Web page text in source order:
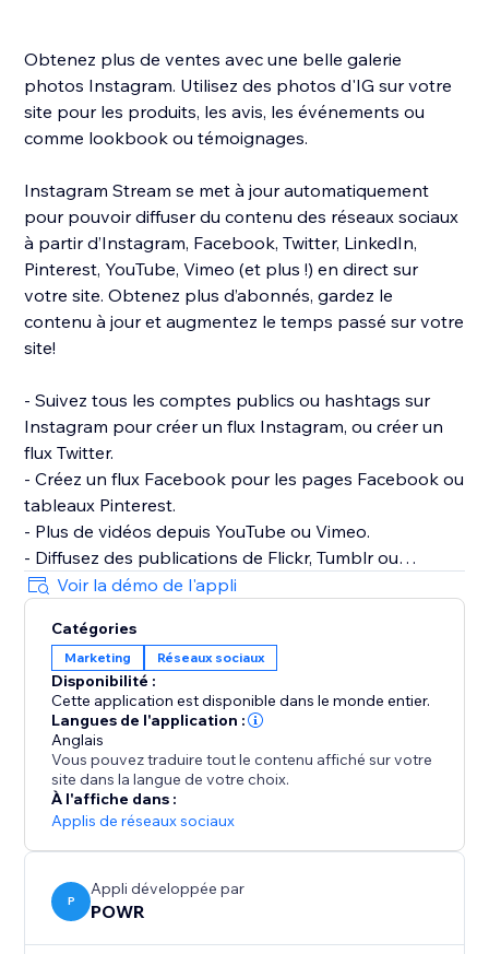
Obtenez plus de ventes avec une belle galerie
photos Instagram. Utilisez des photos d'IG sur votre
site pour les produits, les avis, les événements ou
comme lookbook ou témoignages.
Instagram Stream se met à jour automatiquement
pour pouvoir diffuser du contenu des réseaux sociaux
à partir d’Instagram, Facebook, Twitter, LinkedIn,
Pinterest, YouTube, Vimeo (et plus !) en direct sur
votre site. Obtenez plus d’abonnés, gardez le
contenu à jour et augmentez le temps passé sur votre
site!
- Suivez tous les comptes publics ou hashtags sur
Instagram pour créer un flux Instagram, ou créer un
flux Twitter.
- Créez un flux Facebook pour les pages Facebook ou
tableaux Pinterest.
- Plus de vidéos depuis YouTube ou Vimeo.
- Diffusez des publications de Flickr, Tumblr ou
Dailymotion.
- Sélectionnez une grille, un collage ou un curseur et
votre style de recadrage d’image. Optimiseur
d’images simple et facile !
- Combinez images, photos, vidéos et texte dans une
galerie réactive.
- Affichez/masquez légendes de messages et ajoutez
des effets de survol d’image.
- Ajoutez des boutons de partage pour partager vos
photos/vidéos.
- Acceptez les publications avant de les ajouter à
Voir la démo de l'appli
Catégories
Marketing Réseaux sociaux
Disponibilité :
Cette application est disponible dans le monde entier.
Langues de l'application :
Anglais
Vous pouvez traduire tout le contenu affiché sur votre
site dans la langue de votre choix.
À l'affiche dans :
Applis de réseaux sociaux
P
Appli développée par
POWR